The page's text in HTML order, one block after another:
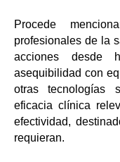
Procede
profesionales de la
acciones desde
asequibilidad con
otras tecnologías
eficacia clínica
efectividad,
requieran.